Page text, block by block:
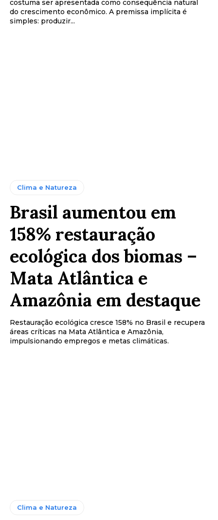
costuma ser apresentada como consequência natural
do crescimento econômico. A premissa implícita é
simples: produzir...
Clima e Natureza
Brasil aumentou em
158% restauração
ecológica dos biomas –
Mata Atlântica e
Amazônia em destaque
Restauração ecológica cresce 158% no Brasil e recupera
áreas críticas na Mata Atlântica e Amazônia,
impulsionando empregos e metas climáticas.
Clima e Natureza